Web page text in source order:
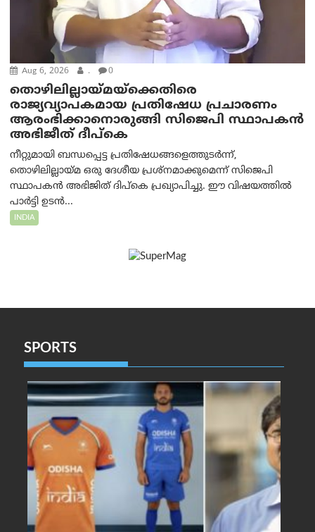
Aug 6, 2026 . 0
തൊഴിലില്ലായ്മയ്ക്കെതിരെ
രാജ്യവ്യാപകമായ പ്രതിഷേധ പ്രചാരണം
ആരംഭിക്കാനൊരുങ്ങി സിജെപി സ്ഥാപകന്‍
അഭിജീത് ദീപ്കെ
നീറ്റുമായി ബന്ധപ്പെട്ട പ്രതിഷേധങ്ങളെത്തുടർന്ന്,
തൊഴിലില്ലായ്മ ഒരു ദേശീയ പ്രശ്നമാക്കുമെന്ന് സിജെപി
സ്ഥാപകൻ അഭിജിത് ദിപ്കെ പ്രഖ്യാപിച്ചു. ഈ വിഷയത്തിൽ
പാർട്ടി ഉടൻ...
INDIA
SPORTS